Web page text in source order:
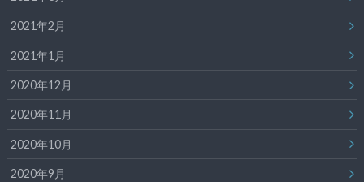
2021年2月
2021年1月
2020年12月
2020年11月
2020年10月
2020年9月